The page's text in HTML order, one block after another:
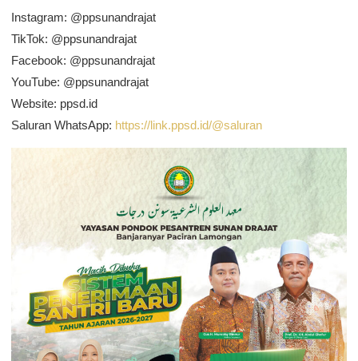
Instagram: @ppsunandrajat
TikTok: @ppsunandrajat
Facebook: @ppsunandrajat
YouTube: @ppsunandrajat
Website: ppsd.id
Saluran WhatsApp: https://link.ppsd.id/@saluran